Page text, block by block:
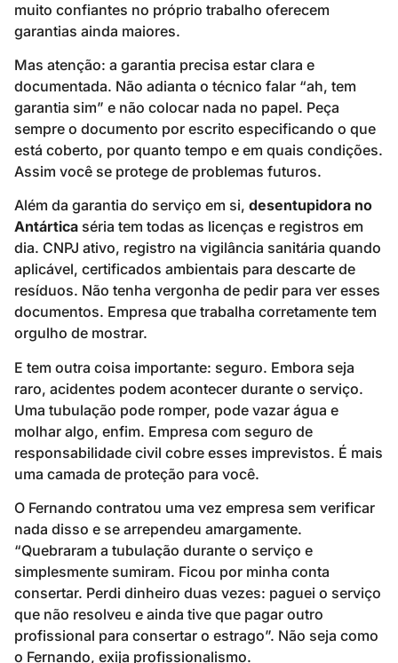
muito confiantes no próprio trabalho oferecem
garantias ainda maiores.
Mas atenção: a garantia precisa estar clara e
documentada. Não adianta o técnico falar “ah, tem
garantia sim” e não colocar nada no papel. Peça
sempre o documento por escrito especificando o que
está coberto, por quanto tempo e em quais condições.
Assim você se protege de problemas futuros.
Além da garantia do serviço em si, desentupidora no
Antártica séria tem todas as licenças e registros em
dia. CNPJ ativo, registro na vigilância sanitária quando
aplicável, certificados ambientais para descarte de
resíduos. Não tenha vergonha de pedir para ver esses
documentos. Empresa que trabalha corretamente tem
orgulho de mostrar.
E tem outra coisa importante: seguro. Embora seja
raro, acidentes podem acontecer durante o serviço.
Uma tubulação pode romper, pode vazar água e
molhar algo, enfim. Empresa com seguro de
responsabilidade civil cobre esses imprevistos. É mais
uma camada de proteção para você.
O Fernando contratou uma vez empresa sem verificar
nada disso e se arrependeu amargamente.
“Quebraram a tubulação durante o serviço e
simplesmente sumiram. Ficou por minha conta
consertar. Perdi dinheiro duas vezes: paguei o serviço
que não resolveu e ainda tive que pagar outro
profissional para consertar o estrago”. Não seja como
o Fernando, exija profissionalismo.